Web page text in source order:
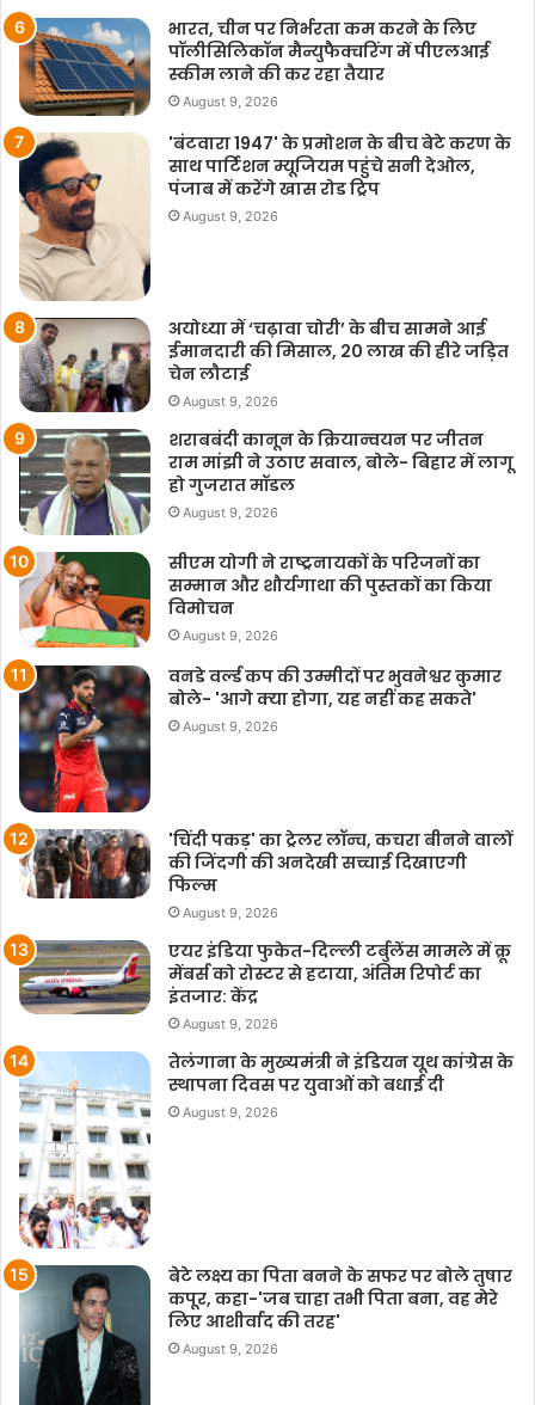
भारत, चीन पर निर्भरता कम करने के लिए
पॉलीसिलिकॉन मैन्युफैक्चरिंग में पीएलआई
स्कीम लाने की कर रहा तैयार
August 9, 2026
'बंटवारा 1947' के प्रमोशन के बीच बेटे करण के
साथ पार्टिशन म्यूजियम पहुंचे सनी देओल,
पंजाब में करेंगे खास रोड ट्रिप
August 9, 2026
अयोध्या में ‘चढ़ावा चोरी’ के बीच सामने आई
ईमानदारी की मिसाल, 20 लाख की हीरे जड़ित
चेन लौटाई
August 9, 2026
शराबबंदी कानून के क्रियान्वयन पर जीतन
राम मांझी ने उठाए सवाल, बोले- बिहार में लागू
हो गुजरात मॉडल
August 9, 2026
सीएम योगी ने राष्ट्रनायकों के परिजनों का
सम्मान और शौर्यगाथा की पुस्तकों का किया
विमोचन
August 9, 2026
वनडे वर्ल्ड कप की उम्मीदों पर भुवनेश्वर कुमार
बोले- 'आगे क्या होगा, यह नहीं कह सकते'
August 9, 2026
'चिंदी पकड़' का ट्रेलर लॉन्च, कचरा बीनने वालों
की जिंदगी की अनदेखी सच्चाई दिखाएगी
फिल्म
August 9, 2026
एयर इंडिया फुकेत-दिल्ली टर्बुलेंस मामले में क्रू
मेंबर्स को रोस्टर से हटाया, अंतिम रिपोर्ट का
इंतजार: केंद्र
August 9, 2026
तेलंगाना के मुख्यमंत्री ने इंडियन यूथ कांग्रेस के
स्थापना दिवस पर युवाओं को बधाई दी
August 9, 2026
बेटे लक्ष्य का पिता बनने के सफर पर बोले तुषार
कपूर, कहा-'जब चाहा तभी पिता बना, वह मेरे
लिए आशीर्वाद की तरह'
August 9, 2026